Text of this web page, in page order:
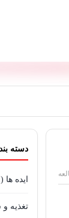
دسته
ایده ها (1)
تغذیه